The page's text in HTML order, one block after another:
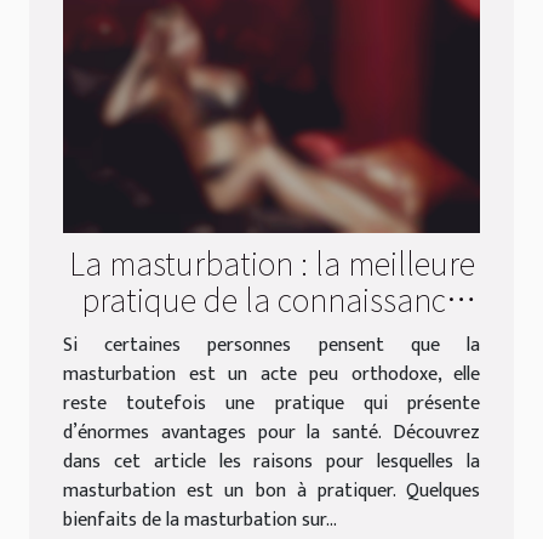
La masturbation : la meilleure
pratique de la connaissance
de soi !
Si certaines personnes pensent que la
masturbation est un acte peu orthodoxe, elle
reste toutefois une pratique qui présente
d’énormes avantages pour la santé. Découvrez
dans cet article les raisons pour lesquelles la
masturbation est un bon à pratiquer. Quelques
bienfaits de la masturbation sur...